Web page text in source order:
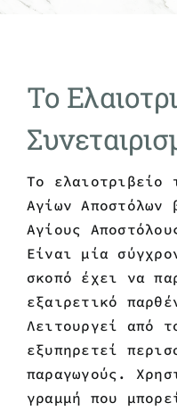
Το
Το ελαιοτριβείο
Αγίων Αποστόλων
Αγίους
Είναι μία
σκοπό έχει να
εξαιρετικό
Λειτουργεί από
εξυπηρετεί
παραγωγούς .
γραμμή που